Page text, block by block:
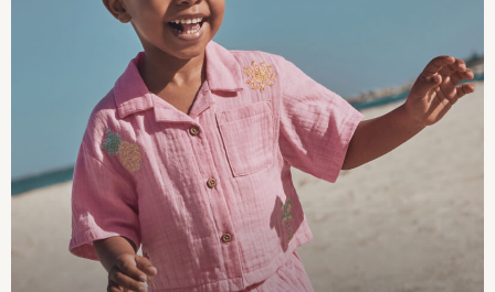
100% Cotton Pyjamas
New in
Summer Dresses
Floral Dresses
School Dresses
Sequin Dresses
Short Sleeve Dresses
Longsleeve Dresses
100% Cotton Dresses
Long Sleeve
Short Sleeve